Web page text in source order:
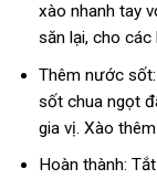
xào nhanh tay
săn lại, cho các
Thêm nước
sốt chua ngọt
gia vị. Xào
Hoàn thành: